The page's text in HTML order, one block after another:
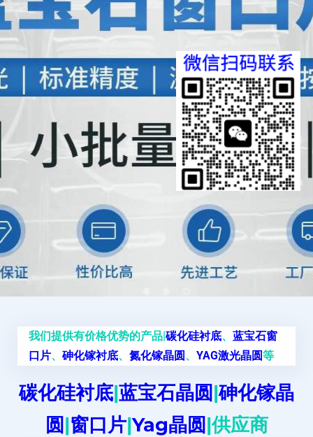
我们提供有价格优势的产品|碳化硅衬底、 蓝宝石窗
口片、 砷化镓衬底、 氮化镓晶圆、 YAG激光晶圆等
碳化硅衬底|蓝宝石晶圆|砷化镓晶
圆|窗口片|Yag晶圆|供应商